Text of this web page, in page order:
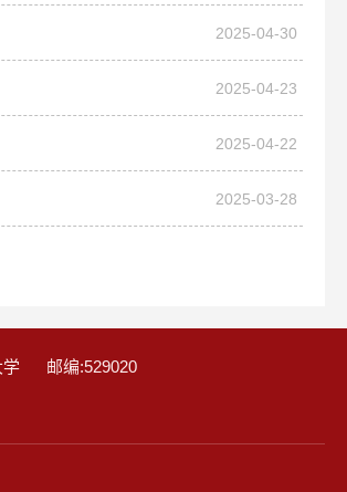
2025-04-30
2025-04-23
2025-04-22
2025-03-28
学 邮编:529020